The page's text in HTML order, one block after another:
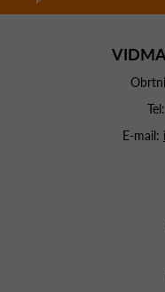
Tel:
E-mail: